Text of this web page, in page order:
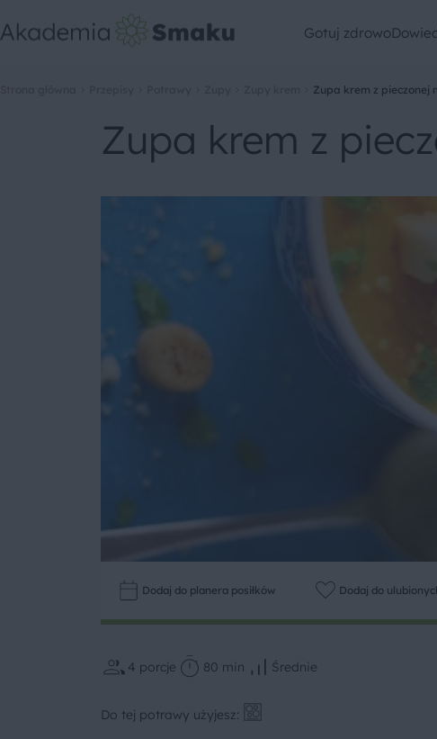
Gotuj zdrowo
Zupa krem z pieczonej
Zupa krem z
Dodaj do planera posiłków Dodaj do
4 porcje 80 min Średnie
Do tej potrawy użyjesz: